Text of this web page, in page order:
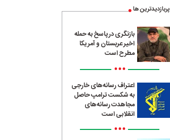
پربازدیدترین ها
بازنگری در پاسخ به حمله
اخیر عربستان و آمریکا
مطرح است
•••
اعتراف رسانه‌های خارجی
به شکست ترامپ حاصل
مجاهدت رسانه‌های
انقلابی است
•••